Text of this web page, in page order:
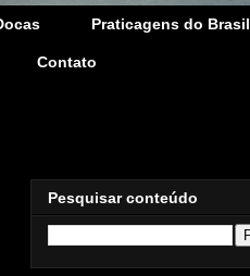
Praticagens do Brasil
Contato
Pesquisar conteúdo